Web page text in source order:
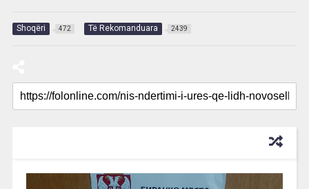
Shoqëri 472 Të Rekomanduara 2439